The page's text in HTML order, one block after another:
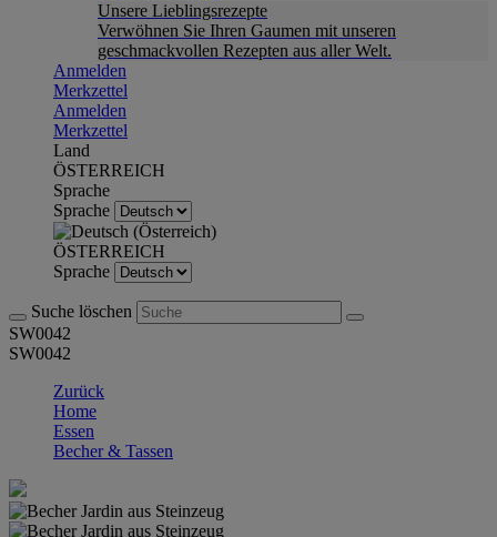
Unsere Lieblingsrezepte
Verwöhnen Sie Ihren Gaumen mit unseren
geschmackvollen Rezepten aus aller Welt.
Anmelden
Merkzettel
Anmelden
Merkzettel
Land
ÖSTERREICH
Sprache
Sprache
ÖSTERREICH
Sprache
Suche löschen
SW0042
SW0042
Zurück
Home
Essen
Becher & Tassen